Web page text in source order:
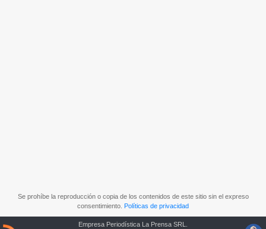
Se prohíbe la reproducción o copia de los contenidos de este sitio sin el expreso
consentimiento. Políticas de privacidad
Empresa Periodística La Prensa SRL.